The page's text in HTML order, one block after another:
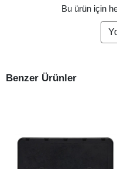
Bu ürün için
Benzer Ürünler